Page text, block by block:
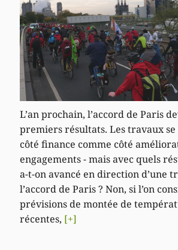
L’an prochain, l’accord de Paris
premiers résultats. Les travaux
côté finance comme côté
engagements - mais avec quels
a-t-on avancé en direction d’une
l’accord de Paris ? Non, si l’on
prévisions de montée de
récentes, [+]